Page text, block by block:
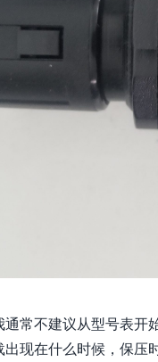
常不建议从型号表开
现在什么时候，保